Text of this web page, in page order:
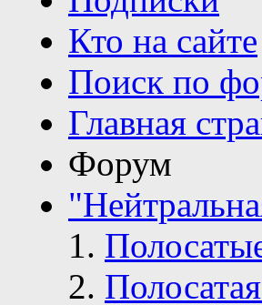
Кто на сайте
Поиск по
Главная
Форум